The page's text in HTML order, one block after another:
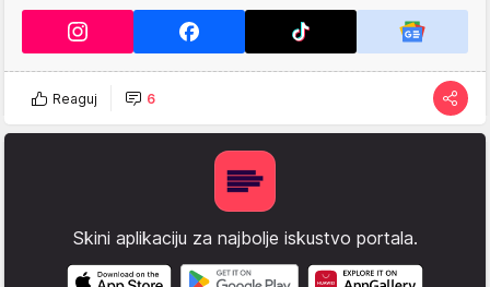
Reaguj 6
Skini aplikaciju za najbolje iskustvo portala.